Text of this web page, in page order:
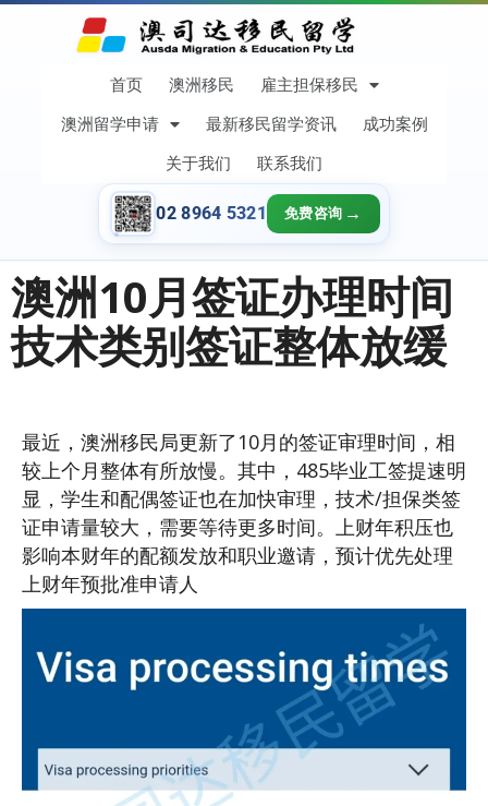
首页 澳洲移民
雇主担保移民
澳洲留学申请
最新移民留学资讯
成功案例
关于我们
联系我们
02 8964 5321 免费咨询
澳洲10月签证办理时间
技术类别签证整体放缓
最近，澳洲移民局更新了10月的签证审理时间，相
较上个月整体有所放慢。其中，485毕业工签提速明
显，学生和配偶签证也在加快审理，技术/担保类签
证申请量较大，需要等待更多时间。上财年积压也
影响本财年的配额发放和职业邀请，预计优先处理
上财年预批准申请人